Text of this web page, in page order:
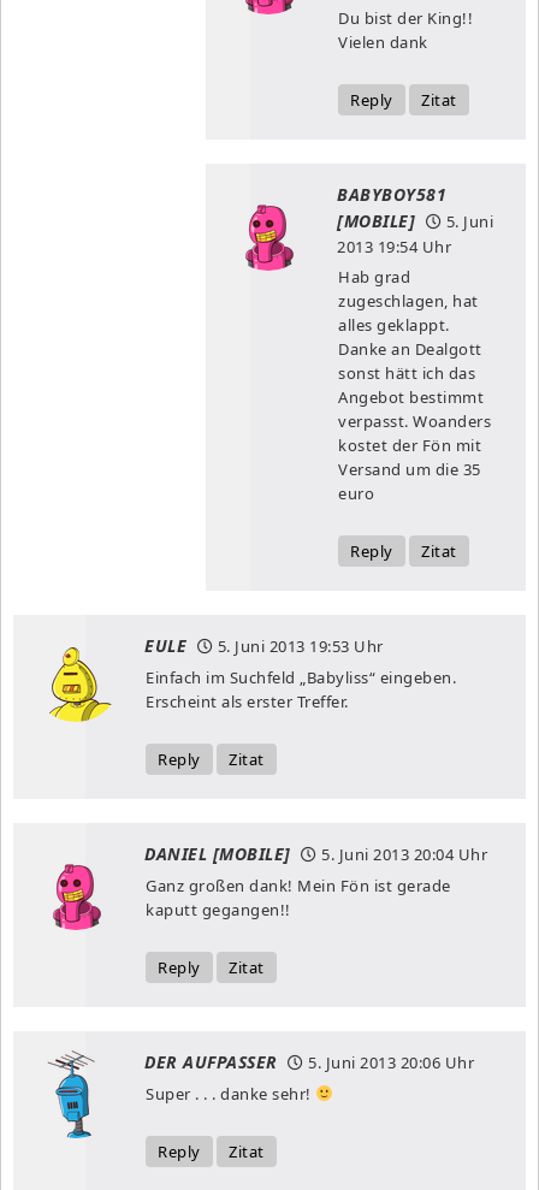
Du bist der King!!
Vielen dank
Reply Zitat
BABYBOY581
[MOBILE]
5. Juni
2013 19:54 Uhr
Hab grad
zugeschlagen, hat
alles geklappt.
Danke an Dealgott
sonst hätt ich das
Angebot bestimmt
verpasst. Woanders
kostet der Fön mit
Versand um die 35
euro
Reply Zitat
EULE 5. Juni 2013 19:53 Uhr
Einfach im Suchfeld „Babyliss“ eingeben.
Erscheint als erster Treffer.
Reply Zitat
DANIEL [MOBILE] 5. Juni 2013 20:04 Uhr
Ganz großen dank! Mein Fön ist gerade
kaputt gegangen!!
Reply Zitat
DER AUFPASSER 5. Juni 2013 20:06 Uhr
Super . . . danke sehr!
Reply Zitat